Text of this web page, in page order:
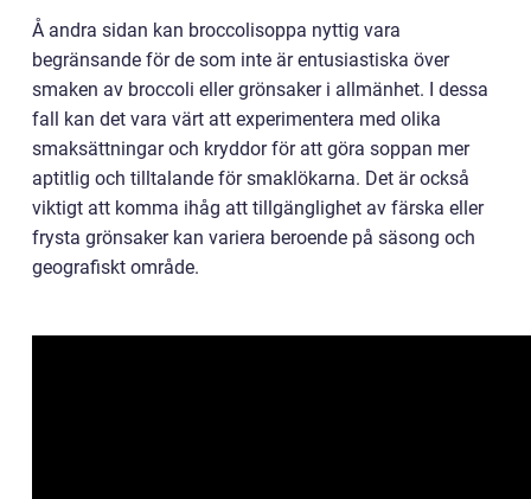
Å andra sidan kan broccolisoppa nyttig vara
begränsande för de som inte är entusiastiska över
smaken av broccoli eller grönsaker i allmänhet. I dessa
fall kan det vara värt att experimentera med olika
smaksättningar och kryddor för att göra soppan mer
aptitlig och tilltalande för smaklökarna. Det är också
viktigt att komma ihåg att tillgänglighet av färska eller
frysta grönsaker kan variera beroende på säsong och
geografiskt område.